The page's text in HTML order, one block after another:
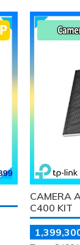
CAMERA
C400 KIT